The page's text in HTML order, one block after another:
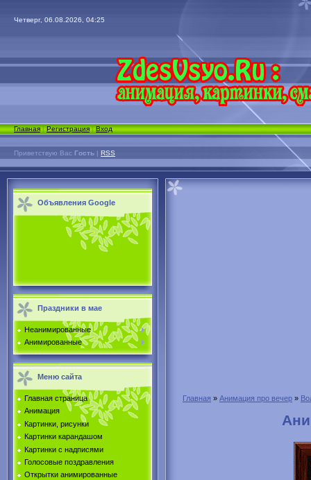
Четверг, 06.08.2026, 04:25
Главная|Регистрация|Вход
Приветствую Вас Гость | RSS
Объявления Google
Праздники в мае
Неанимированные
Анимированные
Меню сайта
Главная страница
Анимация
Картинки, рисунки
Картинки карандашом
Картинки с надписями
Голосовые поздравления
Открытки анимированные
Главная » Анимация про вечер »